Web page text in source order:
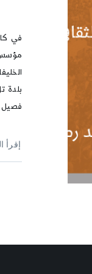
بلدة
إقرأ